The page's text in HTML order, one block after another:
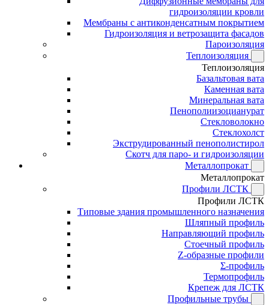
гидроизоляции кровли
Мембраны с антиконденсатным покрытием
Гидроизоляция и ветрозащита фасадов
Пароизоляция
Теплоизоляция
Теплоизоляция
Базальтовая вата
Каменная вата
Минеральная вата
Пенополиизоцианурат
Стекловолокно
Стеклохолст
Экструдированный пенополистирол
Скотч для паро- и гидроизоляции
Металлопрокат
Металлопрокат
Профили ЛСТК
Профили ЛСТК
Типовые здания промышленного назначения
Шляпный профиль
Направляющий профиль
Стоечный профиль
Z-образные профили
Σ-профиль
Термопрофиль
Крепеж для ЛСТК
Профильные трубы